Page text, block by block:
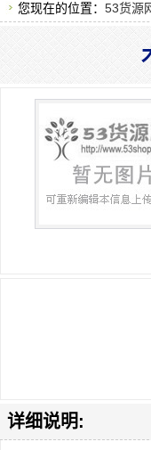
您现在的位置： 53货源
详细说明: